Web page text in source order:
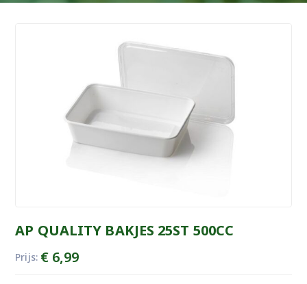
AP QUALITY BAKJES 25ST 500CC
Prijs: €6,99